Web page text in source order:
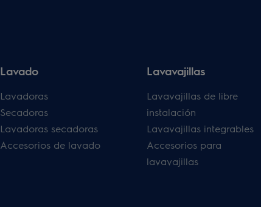
Lavado
Lavadoras
Secadoras
Lavadoras secadoras
Accesorios de lavado
Lavavajillas
Lavavajillas de libre
instalación
Lavavajillas integrables
Accesorios para
lavavajillas